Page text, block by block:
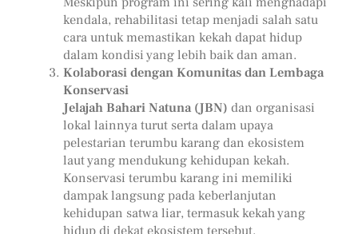
kendala, rehabilitasi tetap menjadi salah satu
cara untuk memastikan kekah dapat hidup
dalam kondisi yang lebih baik dan aman.
Kolaborasi dengan Komunitas dan Lembaga
Konservasi
Jelajah Bahari Natuna (JBN) dan organisasi
lokal lainnya turut serta dalam upaya
pelestarian terumbu karang dan ekosistem
laut yang mendukung kehidupan kekah.
Konservasi terumbu karang ini memiliki
dampak langsung pada keberlanjutan
kehidupan satwa liar, termasuk kekah yang
hidup di dekat ekosistem tersebut.